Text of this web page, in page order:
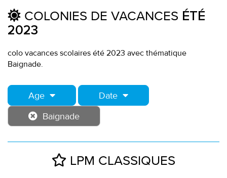
COLONIES DE VACANCES ÉTÉ
2023
colo vacances scolaires été 2023 avec thématique
Baignade.
Age
Date
Baignade
LPM CLASSIQUES